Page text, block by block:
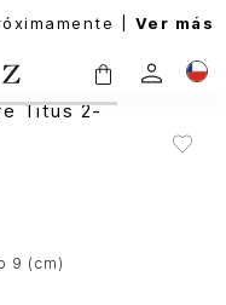
| Ver más
9 (cm)